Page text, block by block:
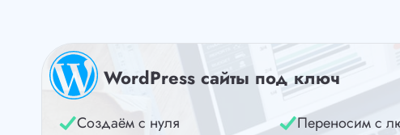
WordPress сайты под ключ
Создаём с нуля
Переносим с